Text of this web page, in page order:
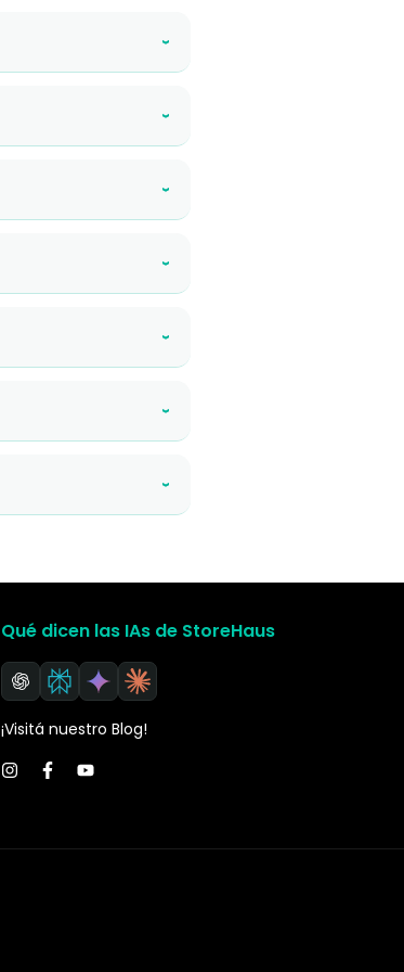
›
›
›
›
›
›
›
Qué dicen las IAs de StoreHaus
¡Visitá nuestro Blog!